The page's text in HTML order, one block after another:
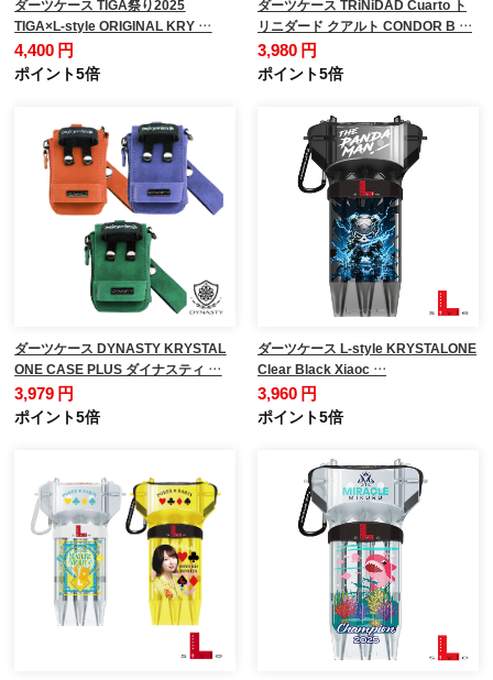
ダーツケース TIGA祭り2025
TIGA×L-style ORIGINAL KRY …
4,400 円
ポイント5倍
ダーツケース TRiNiDAD Cuarto ト
リニダード クアルト CONDOR B …
3,980 円
ポイント5倍
ダーツケース DYNASTY KRYSTAL
ONE CASE PLUS ダイナスティ …
3,979 円
ポイント5倍
ダーツケース L-style KRYSTALONE
Clear Black Xiaoc …
3,960 円
ポイント5倍